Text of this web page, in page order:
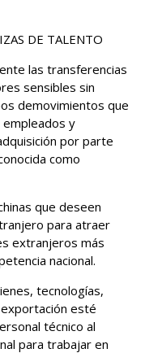
DE TALENTO
las transferencias
sensibles sin
de ​movimientos ​que
empleados y
por parte
como
que deseen
para atraer
extranjeros más
nacional.
tecnologías,
esté
técnico al
para trabajar en